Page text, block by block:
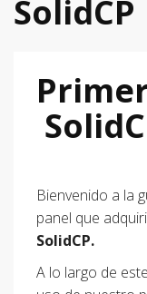
SolidCP
Bienvenido a la
panel que
SolidCP.
A lo largo de